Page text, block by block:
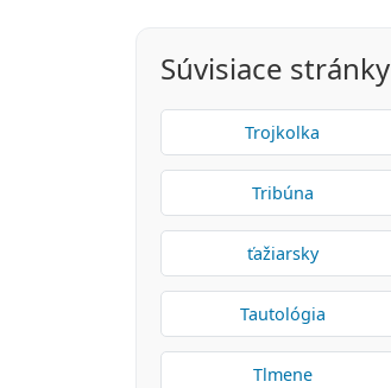
Súvisiace stránky
Trojkolka
Tribúna
ťažiarsky
Tautológia
Tlmene